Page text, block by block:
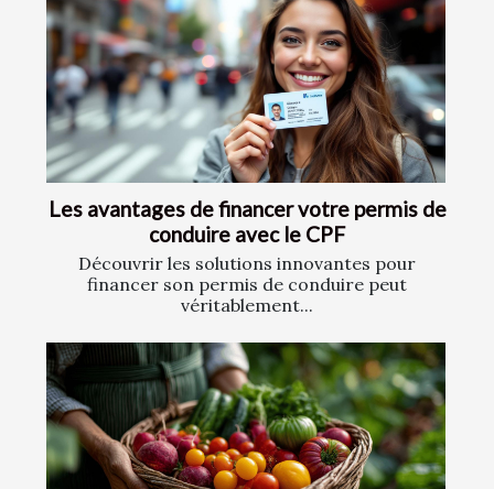
Les avantages de financer votre permis de
conduire avec le CPF
Découvrir les solutions innovantes pour
financer son permis de conduire peut
véritablement...